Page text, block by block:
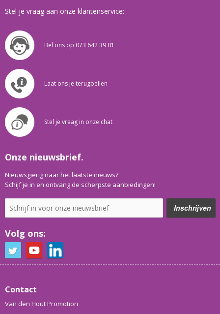
Stel je vraag aan onze klantenservice:
Bel ons op 073 642 39 01
Laat ons je terugbellen
Stel je vraag in onze chat
Onze nieuwsbrief.
Nieuwsgierig naar het laatste nieuws?
Schijf je in en ontvang de scherpste aanbiedingen!
Volg ons:
Contact
Van den Hout Promotion